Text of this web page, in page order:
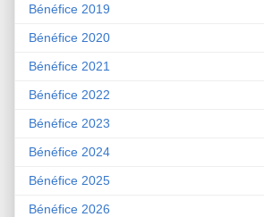
Bénéfice 2019
Bénéfice 2020
Bénéfice 2021
Bénéfice 2022
Bénéfice 2023
Bénéfice 2024
Bénéfice 2025
Bénéfice 2026